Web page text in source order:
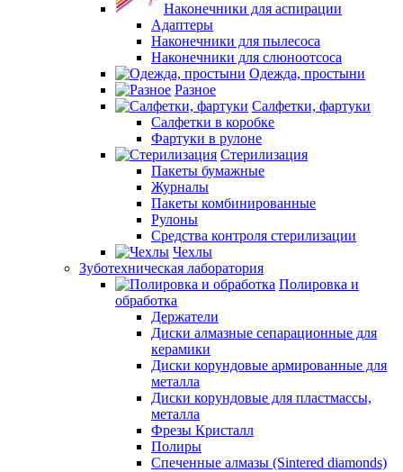
Наконечники для аспирации
Адаптеры
Наконечники для пылесоса
Наконечники для слюноотсоса
Одежда, простыни
Разное
Салфетки, фартуки
Салфетки в коробке
Фартуки в рулоне
Стерилизация
Пакеты бумажные
Журналы
Пакеты комбинированные
Рулоны
Средства контроля стерилизации
Чехлы
Зуботехническая лаборатория
Полировка и
обработка
Держатели
Диски алмазные сепарационные для
керамики
Диски корундовые армированные для
металла
Диски корундовые для пластмассы,
металла
Фрезы Кристалл
Полиры
Спеченные алмазы (Sintered diamonds)